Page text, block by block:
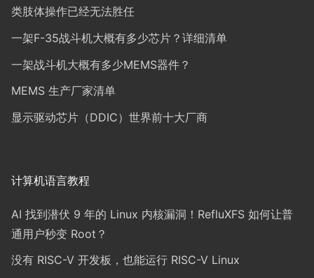
类肢体操作已经无法胜任
一架F-35战斗机大概有多少芯片？详细清单
一架战斗机大概有多少MEMS器件？
MEMS 生产厂家清单
显示驱动芯片（DDIC）世界前十大厂商
计算机语言教程
AI 找到潜伏 9 年的 Linux 内核漏洞！RefluXFS 如何让普
通用户秒变 Root？
没有 RISC-V 开发板，也能运行 RISC-V Linux